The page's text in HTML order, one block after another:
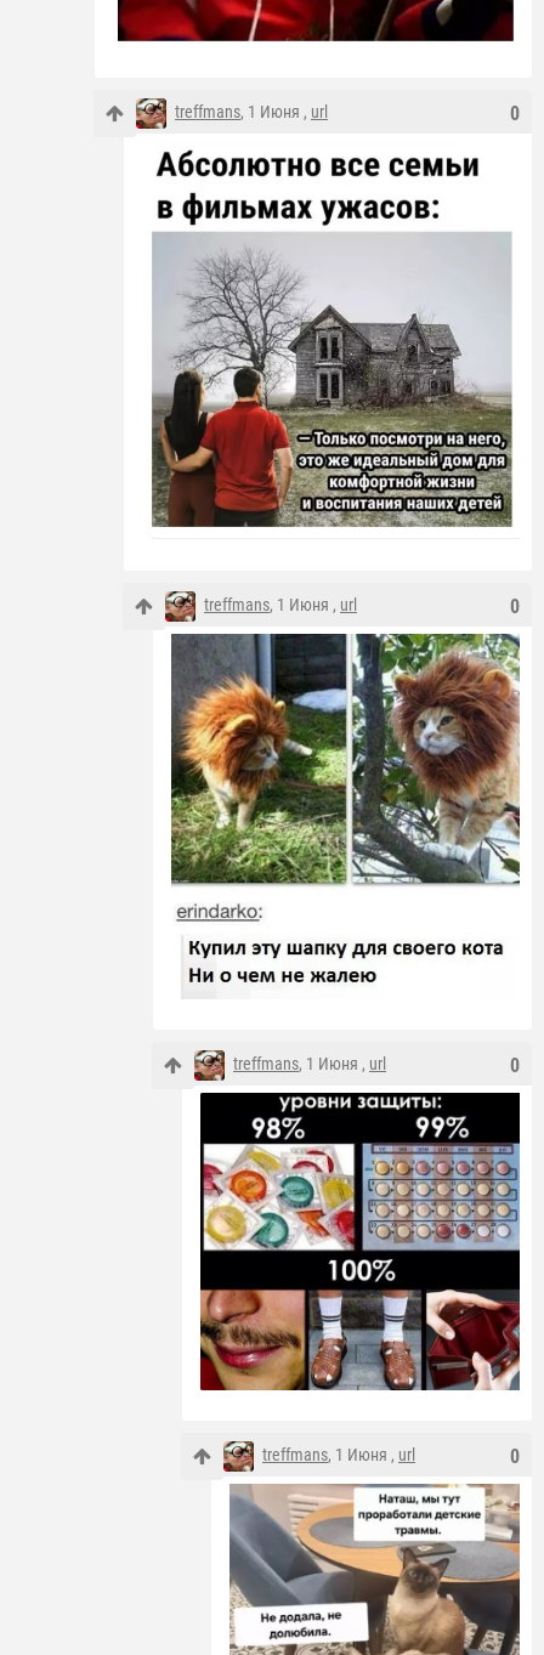
0
treffmans, 1 Июня , url
0
treffmans, 1 Июня , url
0
treffmans, 1 Июня , url
0
treffmans, 1 Июня , url